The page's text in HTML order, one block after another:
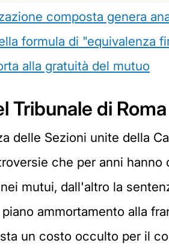
composta genera
formula di "equivalenza
alla gratuità del mutuo
Tribunale di
delle Sezioni unite della
che per anni
mutui, dall'altro la
ammortamento alla
un costo occulto per il